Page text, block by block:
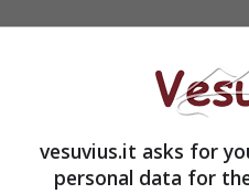
dell’Ente di
un aumento inferiore a
Tarsu è perché, insieme
analizzato ogni punto e
le politiche sui
vesuvius.it asks for
personal data for